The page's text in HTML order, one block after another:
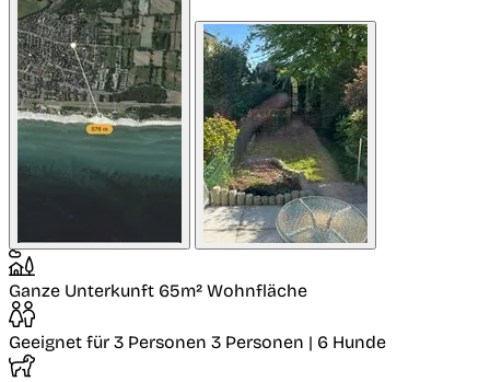
Ganze Unterkunft 65m² Wohnfläche
Geeignet für 3 Personen 3 Personen | 6 Hunde